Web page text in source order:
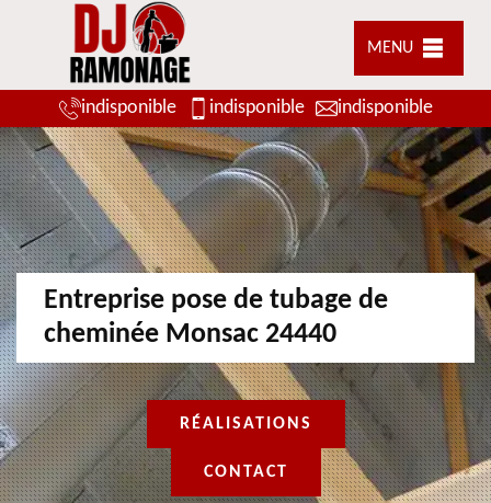
MENU
indisponible indisponible indisponible
Entreprise pose de tubage de
cheminée Monsac 24440
RÉALISATIONS
CONTACT